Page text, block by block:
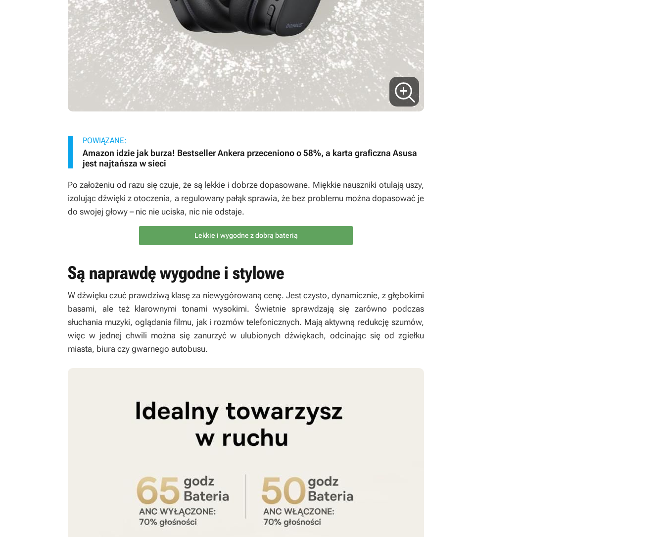
POWIĄZANE:
Amazon idzie jak burza! Bestseller Ankera przeceniono o 58%, a karta graficzna Asusa
jest najtańsza w sieci
Po założeniu od razu się czuje, że są lekkie i dobrze dopasowane. Miękkie nauszniki otulają uszy,
izolując dźwięki z otoczenia, a regulowany pałąk sprawia, że bez problemu można dopasować je
do swojej głowy – nic nie uciska, nic nie odstaje.
Lekkie i wygodne z dobrą baterią
Są naprawdę wygodne i stylowe
W dźwięku czuć prawdziwą klasę za niewygórowaną cenę. Jest czysto, dynamicznie, z głębokimi
basami, ale też klarownymi tonami wysokimi. Świetnie sprawdzają się zarówno podczas
słuchania muzyki, oglądania filmu, jak i rozmów telefonicznych. Mają aktywną redukcję szumów,
więc w jednej chwili można się zanurzyć w ulubionych dźwiękach, odcinając się od zgiełku
miasta, biura czy gwarnego autobusu.